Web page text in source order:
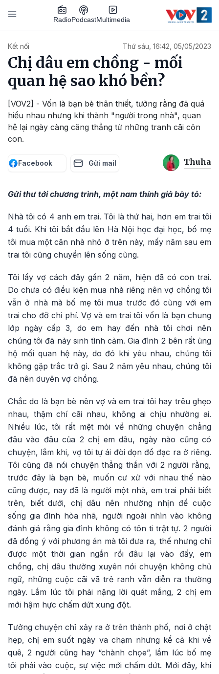
Nhảy đến nội dung
RadioPodcastMultimedia
Kết nối Thứ sáu, 16:42, 05/05/2023
Chị dâu em chồng - mối
quan hệ sao khó bền?
[VOV2] - Vốn là bạn bè thân thiết, tưởng rằng đã quá
hiểu nhau nhưng khi thành "người trong nhà", quan
hệ lại ngày càng căng thẳng từ những tranh cãi cỏn
con.
Facebook Gửi mail Thuha
Gửi thư tới chương trình, một nam thính giả bày tỏ:
Nhà tôi có 4 anh em trai. Tôi là thứ hai, hơn em trai tôi
4 tuổi. Khi tôi bắt đầu lên Hà Nội học đại học, bố mẹ
tôi mua một căn nhà nhỏ ở trên này, mấy năm sau em
trai tôi cũng chuyển lên sống cùng.
Tôi lấy vợ cách đây gần 2 năm, hiện đã có con trai.
Do chưa có điều kiện mua nhà riêng nên vợ chồng tôi
vẫn ở nhà mà bố mẹ tôi mua trước đó cùng với em
trai cho đỡ chi phí. Vợ và em trai tôi vốn là bạn chung
lớp ngày cấp 3, do em hay đến nhà tôi chơi nên
chúng tôi đã nảy sinh tình cảm. Gia đình 2 bên rất ủng
hộ mối quan hệ này, do đó khi yêu nhau, chúng tôi
không gặp trắc trở gì. Sau 2 năm yêu nhau, chúng tôi
đã nên duyên vợ chồng.
Chắc do là bạn bè nên vợ và em trai tôi hay trêu ghẹo
nhau, thậm chí cãi nhau, không ai chịu nhường ai.
Nhiều lúc, tôi rất mệt mỏi về những chuyện chẳng
đâu vào đâu của 2 chị em dâu, ngày nào cũng có
chuyện, lắm khi, vợ tôi tự ái đòi dọn đồ đạc ra ở riêng.
Tôi cũng đã nói chuyện thẳng thắn với 2 người rằng,
trước đây là bạn bè, muốn cư xử với nhau thế nào
cũng được, nay đã là người một nhà, em trai phải biết
trên, biết dưới, chị dâu nên nhường nhịn để cuộc
sống gia đình hòa nhã, người ngoài nhìn vào không
đánh giá rằng gia đình không có tôn ti trật tự. 2 người
đã đồng ý với phương án mà tôi đưa ra, thế nhưng chỉ
được một thời gian ngắn rồi đâu lại vào đấy, em
chồng, chị dâu thường xuyên nói chuyện không chủ
ngữ, những cuộc cãi vã trẻ ranh vẫn diễn ra thường
ngày. Lắm lúc tôi phải nặng lời quát mắng, 2 chị em
mới hậm hực chấm dứt xung đột.
Tưởng chuyện chỉ xảy ra ở trên thành phố, nơi ở chật
hẹp, chị em suốt ngày va chạm nhưng kể cả khi về
quê, 2 người cũng hay “chành chọe”, lắm lúc bố mẹ
tôi phải vào cuộc, sự việc mới chấm dứt. Mới đây, khi